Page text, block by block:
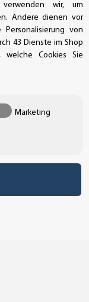
wir, um
Andere dienen vor
von
43 Dienste im Shop
welche Cookies Sie
Marketing